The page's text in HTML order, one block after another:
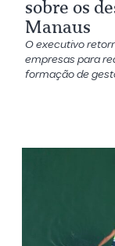
sobre os
Manaus
O executivo
empresas para
formação de